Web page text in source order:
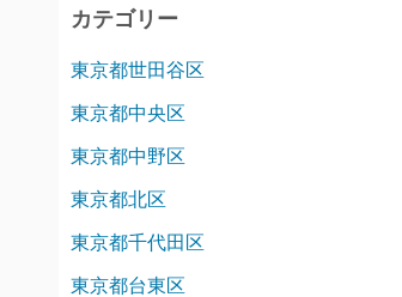
カテゴリー
東京都世田谷区
東京都中央区
東京都中野区
東京都北区
東京都千代田区
東京都台東区